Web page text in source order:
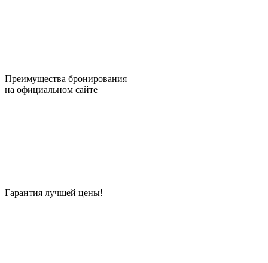
Преимущества бронирования
на официальном сайте
Гарантия лучшей цены!